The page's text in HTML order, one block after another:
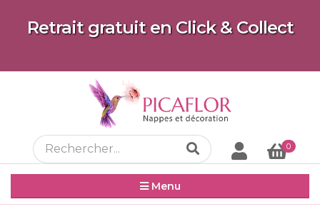
Retrait gratuit en Click & Collect
0
Menu